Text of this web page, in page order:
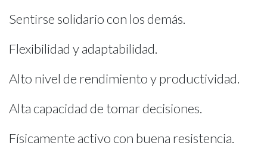
Sentirse solidario con los demás.
Flexibilidad y adaptabilidad.
Alto nivel de rendimiento y productividad.
Alta capacidad de tomar decisiones.
Físicamente activo con buena resistencia.